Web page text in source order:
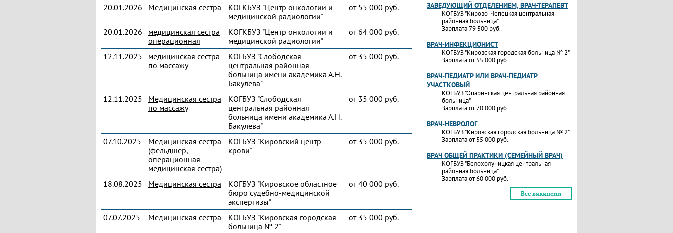
20.01.2026 Медицинская сестра
КОГКБУЗ "Центр онкологии и
медицинской радиологии"
от 55 000 руб.
20.01.2026
медицинская сестра
операционная
КОГКБУЗ "Центр онкологии и
медицинской радиологии"
от 64 000 руб.
12.11.2025
медицинская сестра
по массажу
КОГБУЗ "Слободская
центральная районная
больница имени академика А.Н.
Бакулева"
от 35 000 руб.
12.11.2025
Медицинская сестра
по массажу
КОГБУЗ "Слободская
центральная районная
больница имени академика А.Н.
Бакулева"
от 35 000 руб.
07.10.2025
Медицинская сестра
(фельдшер,
операционная
медицинская сестра)
КОГБУЗ "Кировский центр
крови"
от 35 000 руб.
18.08.2025 Медицинская сестра
КОГБУЗ "Кировское областное
бюро судебно-медицинской
экспертизы"
от 40 000 руб.
07.07.2025 Медицинская сестра
КОГБУЗ "Кировская городская
больница № 2"
от 35 000 руб.
ЗАВЕДУЮЩИЙ ОТДЕЛЕНИЕМ, ВРАЧ-ТЕРАПЕВТ
КОГБУЗ "Кирово-Чепецкая центральная
районная больница"
Зарплата 79 500 руб.
ВРАЧ-ИНФЕКЦИОНИСТ
КОГБУЗ "Кировская городская больница № 2"
Зарплата от 55 000 руб.
ВРАЧ-ПЕДИАТР ИЛИ ВРАЧ-ПЕДИАТР
УЧАСТКОВЫЙ
КОГБУЗ "Опаринская центральная районная
больница"
Зарплата от 70 000 руб.
ВРАЧ-НЕВРОЛОГ
КОГБУЗ "Кировская городская больница № 2"
Зарплата от 55 000 руб.
ВРАЧ ОБЩЕЙ ПРАКТИКИ (СЕМЕЙНЫЙ ВРАЧ)
КОГБУЗ "Белохолуницкая центральная
районная больница"
Зарплата от 60 000 руб.
Все вакансии